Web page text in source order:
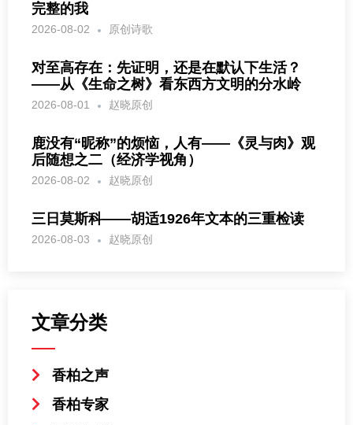
完整的我
2026-08-02 原创诗歌
对至高存在：先证明，还是在默认下生活？
——从《生命之树》看东西方文明的分水岭
2026-08-01 赵晓原创
鹿没有“昵称”的烦恼，人有——《灵与肉》观
后随想之二（经济学视角）
2026-08-02 赵晓原创
三日莫斯科——胡适1926年文本的三重检读
2026-08-03 赵晓原创
文章分类
香柏之声
香柏专家